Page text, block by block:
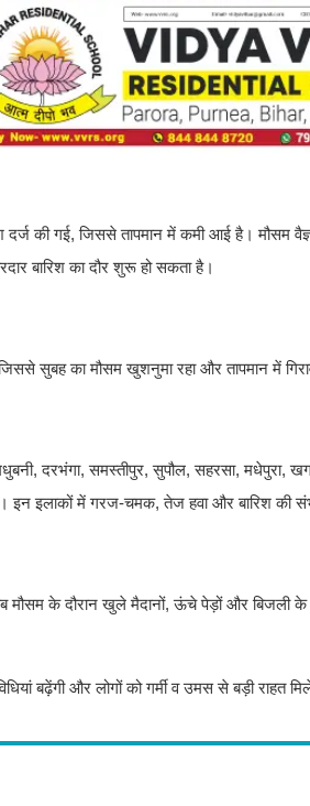
दर्ज की गई, जिससे तापमान में कमी आई है। मौसम
बारिश का दौर शुरू हो सकता है।
सुबह का मौसम खुशनुमा रहा और तापमान में
दरभंगा, समस्तीपुर, सुपौल, सहरसा, मधेपुरा,
इन इलाकों में गरज-चमक, तेज हवा और बारिश की
के दौरान खुले मैदानों, ऊंचे पेड़ों और बिजली
बढ़ेंगी और लोगों को गर्मी व उमस से बड़ी राहत